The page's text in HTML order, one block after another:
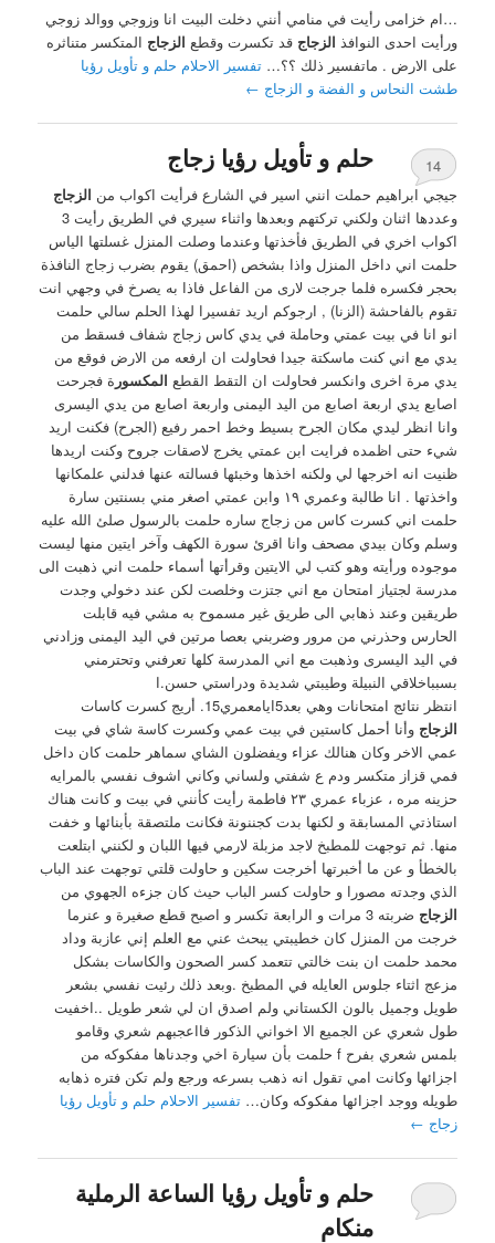
…ام خزامى رأيت في منامي أنني دخلت البيت انا وزوجي ووالد زوجي
ورأيت احدى النوافذ الزجاج قد تكسرت وقطع الزجاج المتكسر متناثره
على الارض . ماتفسير ذلك ؟؟…تفسير الاحلام حلم و تأويل رؤيا
طشت النحاس و الفضة و الزجاج ←
حلم و تأويل رؤيا زجاج
14
جيجي ابراهيم حملت انني اسير في الشارع فرأيت اكواب من الزجاج
وعددها اثنان ولكني تركتهم وبعدها واثناء سيري في الطريق رأيت 3
اكواب اخري في الطريق فأخذتها وعندما وصلت المنزل غسلتها الياس
حلمت اني داخل المنزل واذا بشخص (احمق) يقوم بضرب زجاج النافذة
بحجر فكسره فلما جرجت لارى من الفاعل فاذا به يصرخ في وجهي انت
تقوم بالفاحشة (الزنا) , ارجوكم اريد تفسيرا لهذا الحلم سالي حلمت
انو انا في بيت عمتي وحاملة في يدي كاس زجاج شفاف فسقط من
يدي مع اني كنت ماسكتة جيدا فحاولت ان ارفعه من الارض فوقع من
يدي مرة اخرى وانكسر فحاولت ان التقط القطع المكسور ة فجرحت
اصابع يدي اربعة اصابع من اليد اليمنى واربعة اصابع من يدي اليسرى
وانا انظر ليدي مكان الجرح بسيط وخط احمر رفيع (الجرح) فكنت اريد
شيء حتى اظمده فرايت ابن عمتي يخرج لاصقات جروح وكنت اريدها
ظنيت انه اخرجها لي ولكنه اخذها وخبئها فسالته عنها فدلني علمكانها
واخذتها . انا طالبة وعمري ١٩ وابن عمتي اصغر مني بسنتين سارة
حلمت اني كسرت كاس من زجاج ساره حلمت بالرسول صلئ الله عليه
وسلم وكان بيدي مصحف وانا اقرئ سورة الكهف وآخر ايتين منها ليست
موجوده ورأيته وهو كتب لي الايتين وقرأتها أسماء حلمت اني ذهبت الى
مدرسة لجتياز امتحان مع اني جتزت وخلصت لكن عند دخولي وجدت
طريقين وعند ذهابي الى طريق غير مسموح به مشي فيه قابلت
الحارس وحذرني من مرور وضربني بعصا مرتين في اليد اليمنى وزادني
في اليد اليسرى وذهبت مع اني المدرسة كلها تعرفني وتحترمني
بسبباخلاقي النبيلة وطيبتي شديدة ودراستي حسن.ا
انتظر نتائج امتحانات وهي بعد5ايامعمري15. أريج كسرت كاسات
الزجاج وأنا أحمل كاستين في بيت عمي وكسرت كاسة شاي في بيت
عمي الاخر وكان هنالك عزاء ويفضلون الشاي سماهر حلمت كان داخل
فمي قزاز متكسر ودم ع شفتي ولساني وكاني اشوف نفسي بالمرايه
حزينه مره ، عزباء عمري ٢٣ فاطمة رأيت كأنني في بيت و كانت هناك
استاذتي المسابقة و لكنها بدت كجننونة فكانت ملتصقة بأبنائها و خفت
منها. ثم توجهت للمطبخ لاجد مزبلة لارمي فيها اللبان و لكنني ابتلعت
بالخطأ و عن ما أخبرتها أخرجت سكين و حاولت قلتي توجهت عند الباب
الذي وجدته مصورا و حاولت كسر الباب حيث كان جزءه الجهوي من
الزجاج
ضربته 3 مرات و الرابعة تكسر و اصبح قطع صغيرة و عنرما
خرجت من المنزل كان خطيبتي يبحث عني مع العلم إني عازبة وداد
محمد حلمت ان بنت خالتي تتعمد كسر الصحون والكاسات بشكل
مزعج اثتاء جلوس العايله في المطبخ .وبعد ذلك رئيت نفسي بشعر
طويل وجميل بالون الكستاني ولم اصدق ان لي شعر طويل ..اخفيت
طول شعري عن الجميع الا اخواني الذكور فااعجبهم شعري وقامو
بلمس شعري بفرح f حلمت بأن سيارة اخي وجدناها مفكوكه من
اجزائها وكانت امي تقول انه ذهب بسرعه ورجع ولم تكن فتره ذهابه
طويله ووجد اجزائها مفكوكه وكان…تفسير الاحلام حلم و تأويل رؤيا
زجاج ←
حلم و تأويل رؤيا الساعة الرملية
منكام